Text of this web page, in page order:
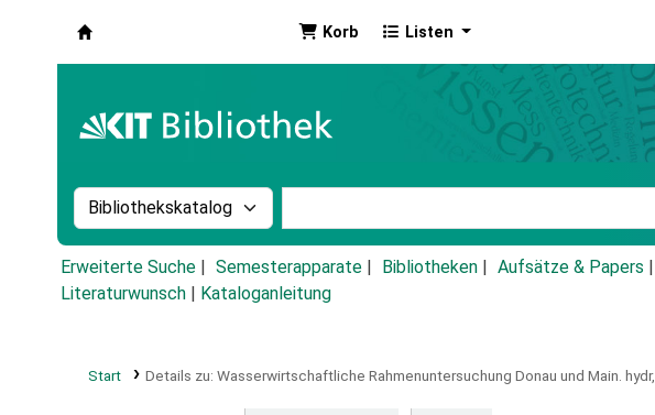
Korb Listen
Suche im Katalog nach:
Erweiterte Suche Semesterapparate Bibliotheken Aufsätze & Papers
Literaturwunsch
Kataloganleitung
Start Details zu: Wasserwirtschaftliche Rahmenuntersuchung Donau und Main. hydr,